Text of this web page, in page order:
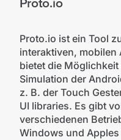
Proto.io
Proto.io ist ein Tool
interaktiven, mobilen
bietet die
Simulation der
z. B. der Touch
UI libraries. Es gibt
verschiedenen
Windows und Apples